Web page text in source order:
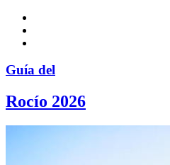
Guía del
Rocío 2026